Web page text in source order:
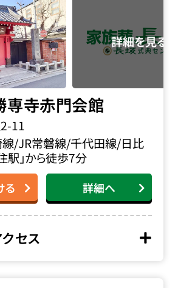
専寺赤門会館
11
/JR常磐線/千代田線/日比
駅」から徒歩7分
る 詳細へ
セス